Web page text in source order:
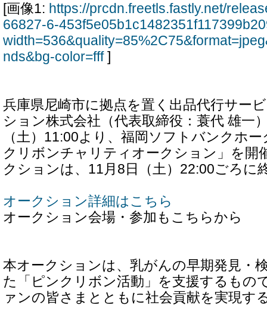
[画像1: https://prcdn.freetls.fastly.net/
66827-6-
nds&bg-color=fff]
兵庫県尼崎市に拠点を置く出品代行サー
ション株式会社（代表取締役：蓑代 雄一
（土）11:00より、福岡ソフトバンクホ
クリボンチャリティオークション」を開
クションは、11月8日（土）22:00ごろに
オークション詳細はこちら
オークション会場・参加もこちらから
本オークションは、乳がんの早期発見・
た「ピンクリボン活動」を支援するもの
ァンの皆さまとともに社会貢献を実現す